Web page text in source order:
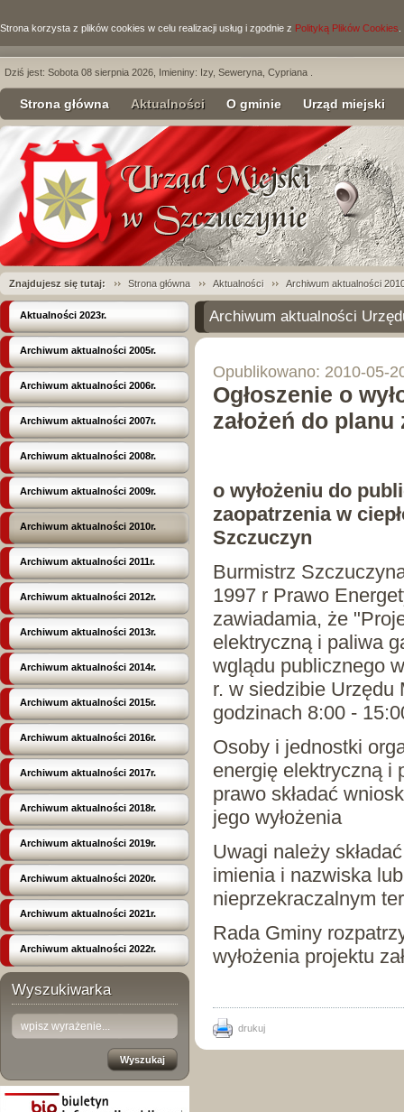
Strona korzysta z plików cookies w celu realizacji usług i zgodnie z Polityką Plików Cookies
Dziś jest: Sobota 08 sierpnia 2026, Imieniny: Izy, Seweryna, Cypriana .
Strona główna Aktualności O gminie Urząd miejski
Znajdujesz się tutaj: Strona główna Aktualności Archiwum aktualności
Aktualności 2023r.
Archiwum aktualności 2005r.
Archiwum aktualności 2006r.
Archiwum aktualności 2007r.
Archiwum aktualności 2008r.
Archiwum aktualności 2009r.
Archiwum aktualności 2010r.
Archiwum aktualności 2011r.
Archiwum aktualności 2012r.
Archiwum aktualności 2013r.
Archiwum aktualności 2014r.
Archiwum aktualności 2015r.
Archiwum aktualności 2016r.
Archiwum aktualności 2017r.
Archiwum aktualności 2018r.
Archiwum aktualności 2019r.
Archiwum aktualności 2020r.
Archiwum aktualności 2021r.
Archiwum aktualności 2022r.
Wyszukiwarka
Archiwum aktualności
Opublikowano: 2010-05-
Ogłoszenie o
założeń do
o wyłożeniu do
zaopatrzenia w
Szczuczyn
Burmistrz
1997 r Prawo
zawiadamia, że
elektryczną i paliwa
wglądu publicznego
r. w siedzibie Urzędu
godzinach 8:00 -
Osoby i jednostki
energię elektryczną i
prawo składać
jego wyłożenia
Uwagi należy
imienia i nazwiska
nieprzekraczalnym
Rada Gminy
wyłożenia projektu
drukuj